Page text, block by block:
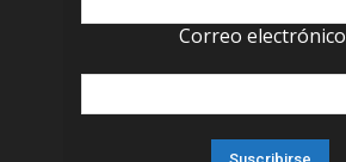
Correo electrónico